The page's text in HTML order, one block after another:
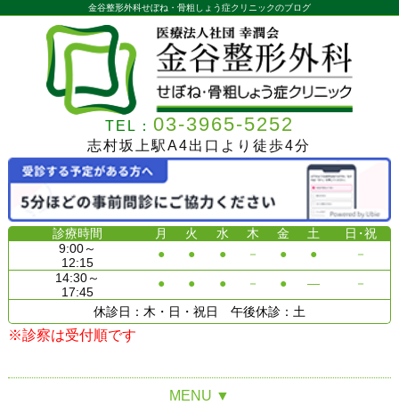
金谷整形外科せぼね・骨粗しょう症クリニックのブログ
TEL： 03-3965-5252
志村坂上駅A4出口より徒歩4分
診療時間 月 火 水 木 金 土 日・祝
9:00～
12:15
● ● ● － ● ●
－
14:30～
17:45
● ● ● － ● ―
－
休診日：木・日・祝日 午後休診：土
※診察は受付順です
MENU ▼